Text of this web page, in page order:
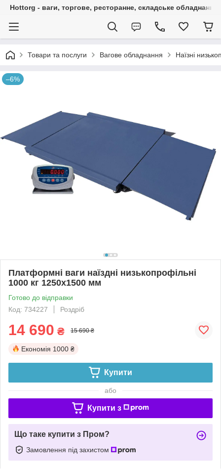
Hottorg - ваги, торгове, ресторанне, складське обладнання
Товари та послуги Вагове обладнання Наїзні
–6%
Платформні ваги наїздні низькопрофільні
1000 кг 1250х1500 мм
Готово до відправки
Код: 734227
Роздріб
14 690 ₴ 15 690 ₴
Економія 1000 ₴
Купити
або
Купити з
Що таке купити з Пром?
Замовлення під захистом